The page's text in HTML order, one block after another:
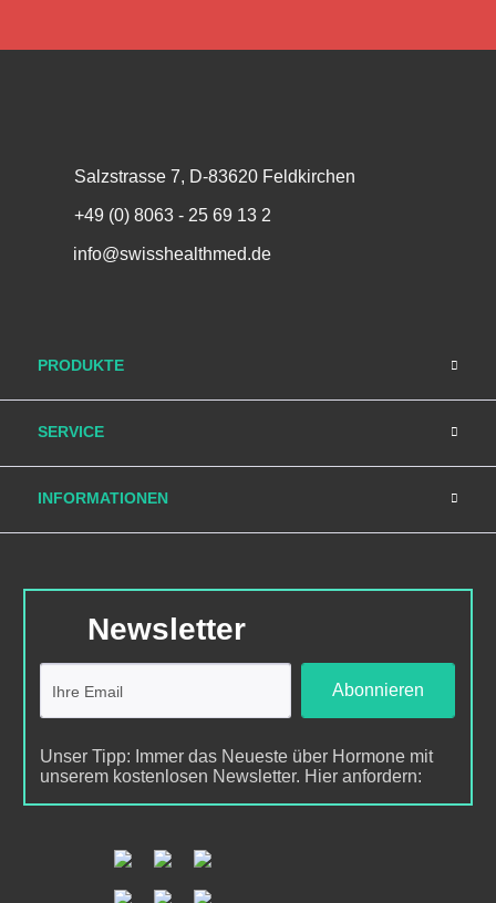
Salzstrasse 7, D-83620 Feldkirchen
+49 (0) 8063 - 25 69 13 2
info@swisshealthmed.de
PRODUKTE
SERVICE
INFORMATIONEN
Newsletter
Abonnieren
Unser Tipp: Immer das Neueste über Hormone mit
unserem kostenlosen Newsletter. Hier anfordern: